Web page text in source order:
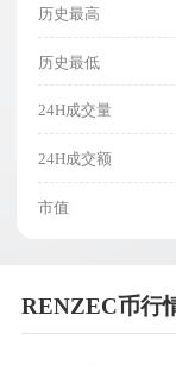
历史最高
历史最低
24H成交量
24H成交额
市值
RENZEC币行